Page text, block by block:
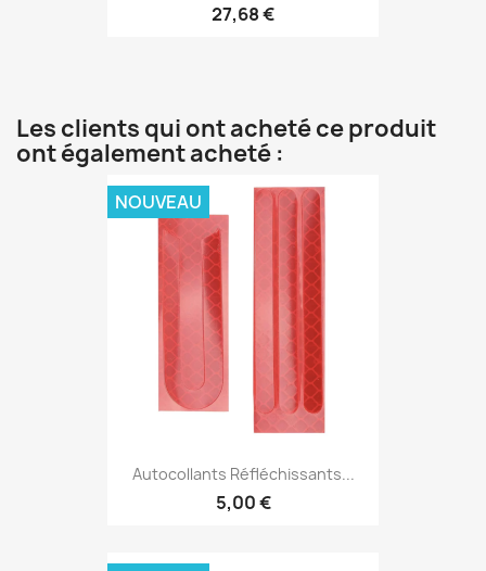
27,68 €
Les clients qui ont acheté ce produit
ont également acheté :
Autocollants Réfléchissants...
5,00 €
NOUVEAU